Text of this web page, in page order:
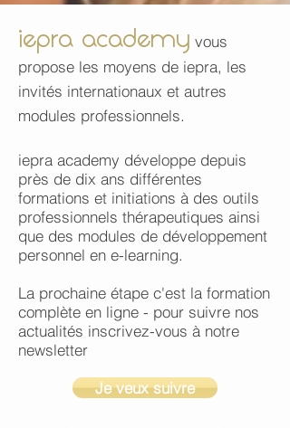
iepra academy vous
propose les moyens de iepra, les
invités internationaux et autres
modules professionnels.
iepra academy développe depuis
près de dix ans différentes
formations et initiations à des outils
professionnels thérapeutiques ainsi
que des modules de développement
personnel en e-learning.
La prochaine étape c'est la formation
complète en ligne - pour suivre nos
actualités inscrivez-vous à notre
newsletter
Je veux suivre